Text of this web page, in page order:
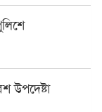
উপদেষ্টা